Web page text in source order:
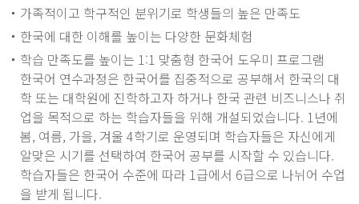
가족적이고 학구적인 분위기로 학생들의 높은 만족도
한국에 대한 이해를 높이는 다양한 문화체험
학습 만족도를 높이는 1:1 맞춤형 한국어 도우미 프로그램
한국어 연수과정은 한국어를 집중적으로 공부해서 한국의 대
학 또는 대학원에 진학하고자 하거나 한국 관련 비즈니스나 취
업을 목적으로 하는 학습자들을 위해 개설되었습니다. 1년에
봄, 여름, 가을, 겨울 4학기로 운영되며 학습자들은 자신에게
알맞은 시기를 선택하여 한국어 공부를 시작할 수 있습니다.
학습자들은 한국어 수준에 따라 1급에서 6급으로 나뉘어 수업
을 받게 됩니다.